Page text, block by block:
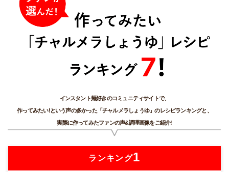
インスタント麺好きのコミュニティサイトで、
作ってみたい!という声の多かった「チャルメラしょうゆ」のレシピランキングと、
実際に作ってみたファンの声&調理画像をご紹介!
ランキング1